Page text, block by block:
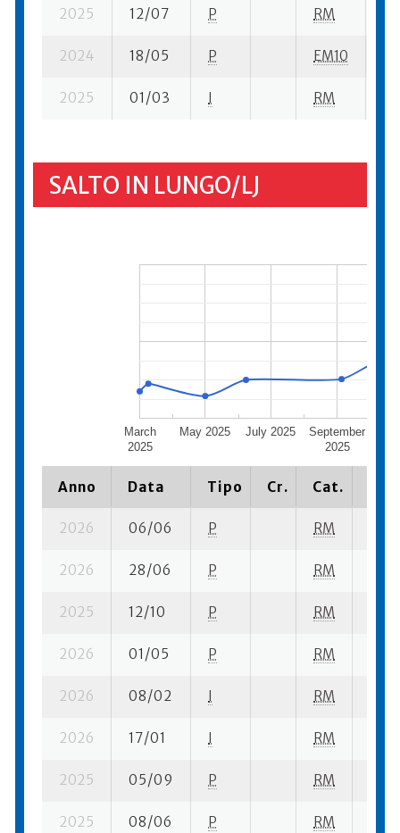
2025 12/07 P RM
2024 18/05 P EM10
2025 01/03 I RM
SALTO IN LUNGO/LJ
March
2025
May 2025 July 2025
September
2025
Anno Data Tipo Cr. Cat.
2026 06/06 P RM
2026 28/06 P RM
2025 12/10 P RM
2026 01/05 P RM
2026 08/02 I RM
2026 17/01 I RM
2025 05/09 P RM
2025 08/06 P RM